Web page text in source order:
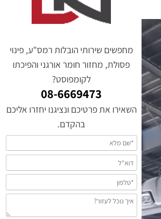
מחפשים שירותי הובלות רמס"ע, פינוי
פסולת, מחזור חומר אורגני והפיכתו
לקומפוסט?
08-6669473
השאירו את פרטיכם ונציגנו יחזרו אליכם
בהקדם.